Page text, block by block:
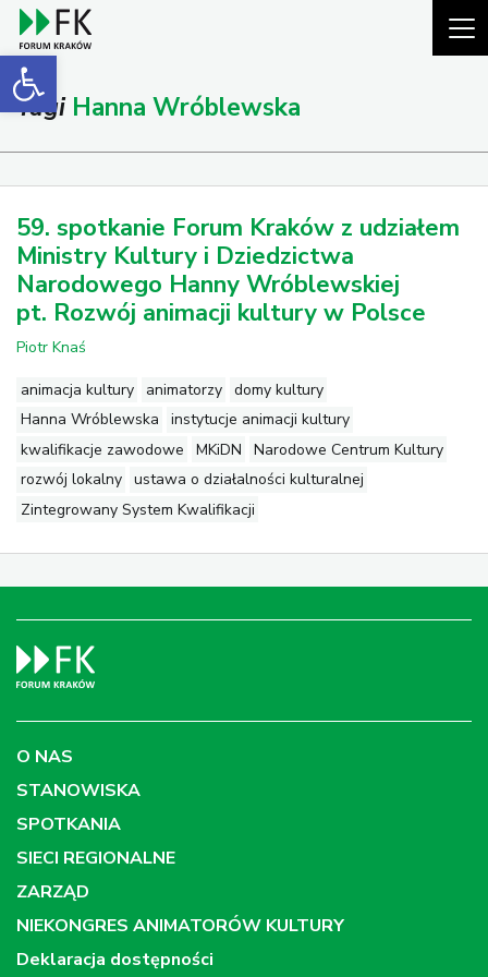
Open toolbar
Tagi Hanna Wróblewska
59. spotkanie Forum Kraków z udziałem
Ministry Kultury i Dziedzictwa
Narodowego Hanny Wróblewskiej
pt. Rozwój animacji kultury w Polsce
Piotr Knaś
animacja kultury animatorzy
domy kultury
Hanna Wróblewska
instytucje animacji kultury
kwalifikacje zawodowe
MKiDN
Narodowe Centrum Kultury
rozwój lokalny
ustawa o działalności kulturalnej
Zintegrowany System Kwalifikacji
O NAS
STANOWISKA
SPOTKANIA
SIECI REGIONALNE
ZARZĄD
NIEKONGRES ANIMATORÓW KULTURY
Deklaracja dostępności